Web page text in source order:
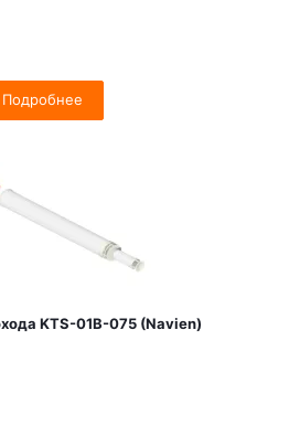
Подробнее
Комплект дымохода KTS-01B-075 (Navien)